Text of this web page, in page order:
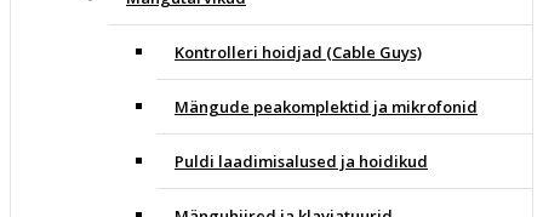
Kontrolleri hoidjad (Cable Guys)
Mängude peakomplektid ja mikrofonid
Puldi laadimisalused ja hoidikud